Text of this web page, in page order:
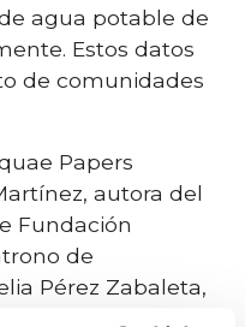
agua potable de
Estos datos
de comunidades
Papers
autora del
Fundación
de
Pérez Zabaleta,